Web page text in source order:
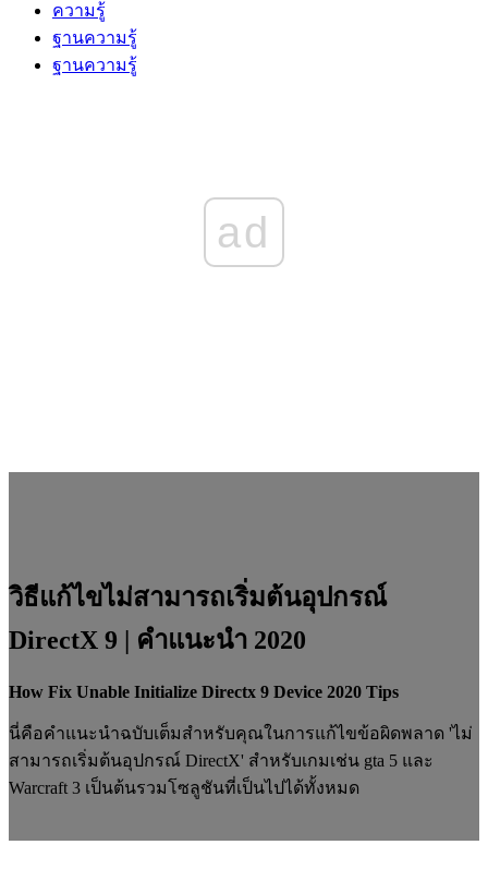
ความรู้
ฐานความรู้
ฐานความรู้
ad
วิธีแก้ไขไม่สามารถเริ่มต้นอุปกรณ์
DirectX 9 | คำแนะนำ 2020
How Fix Unable Initialize Directx 9 Device 2020 Tips
นี่คือคำแนะนำฉบับเต็มสำหรับคุณในการแก้ไขข้อผิดพลาด 'ไม่
สามารถเริ่มต้นอุปกรณ์ DirectX' สำหรับเกมเช่น gta 5 และ
Warcraft 3 เป็นต้นรวมโซลูชันที่เป็นไปได้ทั้งหมด